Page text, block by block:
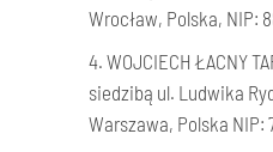
Wrocław, Polska, NIP:
4. WOJCIECH ŁACNY
siedzibą ul. Ludwika
Warszawa, Polska NIP: